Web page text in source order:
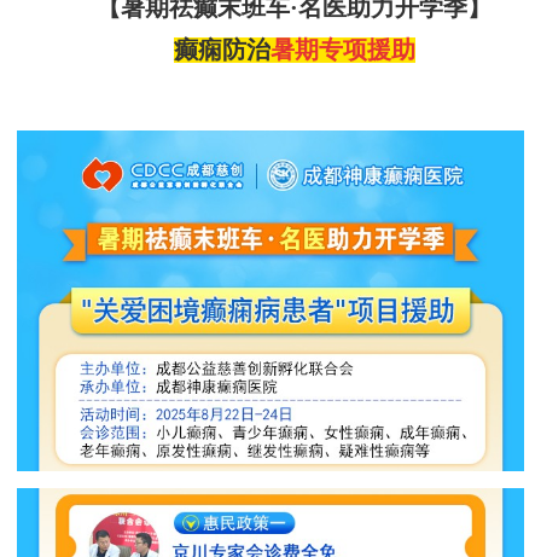
【暑期祛癫末班车·名医助力开学季】
癫痫防治暑期专项援助